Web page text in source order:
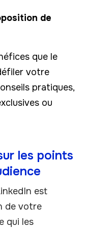
de
que le
votre
pratiques,
ou
les points
est
de votre
qui les